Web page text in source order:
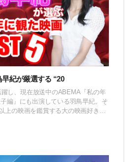
紀が厳選する “20
し、現在放送中のABEMA『私の年
編』にも出演している羽鳥早紀。そ
上の映画を鑑賞する大の映画好き
#1日1映画 のハッシュタグで積極